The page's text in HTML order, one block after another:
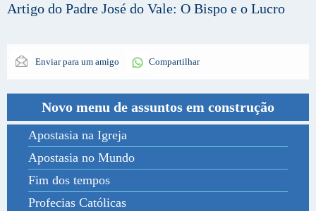
Artigo do Padre José do Vale: O Bispo e o Lucro
Enviar para um amigo Compartilhar
Novo menu de assuntos em construção
Apostasia na Igreja
Apostasia no Mundo
Fim dos tempos
Profecias Católicas